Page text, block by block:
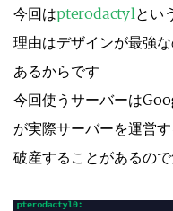
今回はpterodactylとい
理由はデザインが最強
あるからです
今回使うサーバーは
が実際サーバーを運営
破産することがあるの